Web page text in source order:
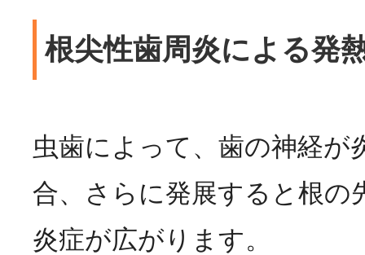
根尖性歯周炎による発
虫歯によって、歯の神経が
合、さらに発展すると根の
炎症が広がります。